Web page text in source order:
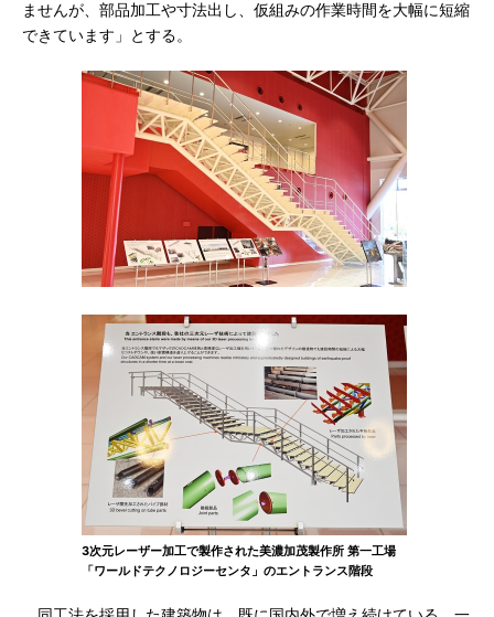
ませんが、部品加工や寸法出し、仮組みの作業時間を大幅に短縮
できています」とする。
3次元レーザー加工で製作された美濃加茂製作所 第一工場
「ワールドテクノロジーセンタ」のエントランス階段